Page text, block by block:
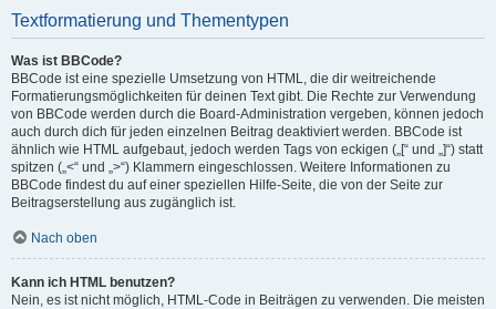
Textformatierung und Thementypen
Was ist BBCode?
BBCode ist eine spezielle Umsetzung von HTML, die dir weitreichende
Formatierungsmöglichkeiten für deinen Text gibt. Die Rechte zur Verwendung
von BBCode werden durch die Board-Administration vergeben, können jedoch
auch durch dich für jeden einzelnen Beitrag deaktiviert werden. BBCode ist
ähnlich wie HTML aufgebaut, jedoch werden Tags von eckigen („[“ und „]“) statt
spitzen („<“ und „>“) Klammern eingeschlossen. Weitere Informationen zu
BBCode findest du auf einer speziellen Hilfe-Seite, die von der Seite zur
Beitragserstellung aus zugänglich ist.
Nach oben
Kann ich HTML benutzen?
Nein, es ist nicht möglich, HTML-Code in Beiträgen zu verwenden. Die meisten